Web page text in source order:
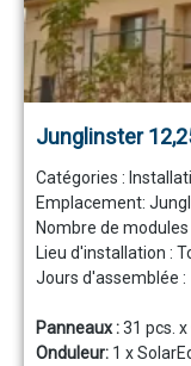
Junglinster
Catégories :
Emplacement:
Nombre de modules
Lieu d'installation :
Jours d'assemblée :
Panneaux :31 pcs.
Onduleur: 1 x